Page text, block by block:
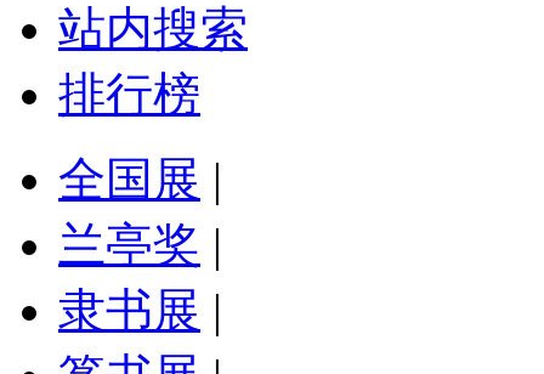
站内搜索
排行榜
全国展 |
兰亭奖 |
隶书展 |